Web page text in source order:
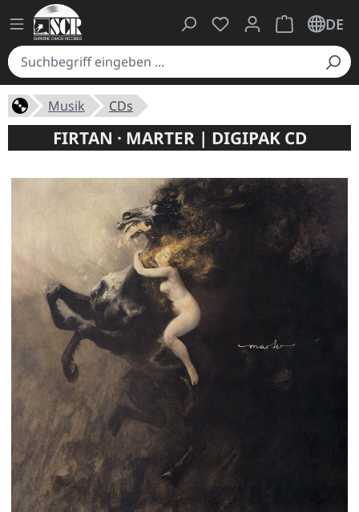
Du hast 0 Produkte
Warenkorb
DE
Musik CDs
FIRTAN · MARTER | DIGIPAK CD